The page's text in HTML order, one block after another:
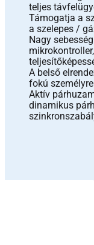
teljes
Támogatja a
a szelepes /
Nagy
A belső
fokú
Aktív
dinamikus